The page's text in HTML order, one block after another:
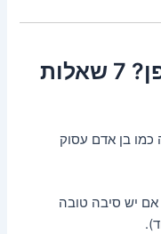
בונוס טוב או סתם צלופן? 7 שאלות
כמו בן אדם עסוק
יש סיבה טובה